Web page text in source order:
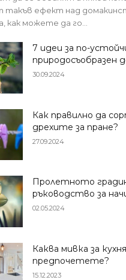
такъв ефект над
как можете да го...
7 идеи за по-
природосъобразен
30.09.2024
Как правилно да
дрехите за пране?
27.09.2024
Пролетното
ръководство за
02.05.2024
Каква мивка за
предпочетете?
15.12.2023